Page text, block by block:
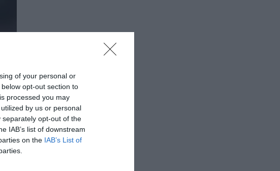
of your personal or
opt-out section to
processed you may
by us or personal
opt-out of the
IAB’s list of downstream
on the IAB’s List of